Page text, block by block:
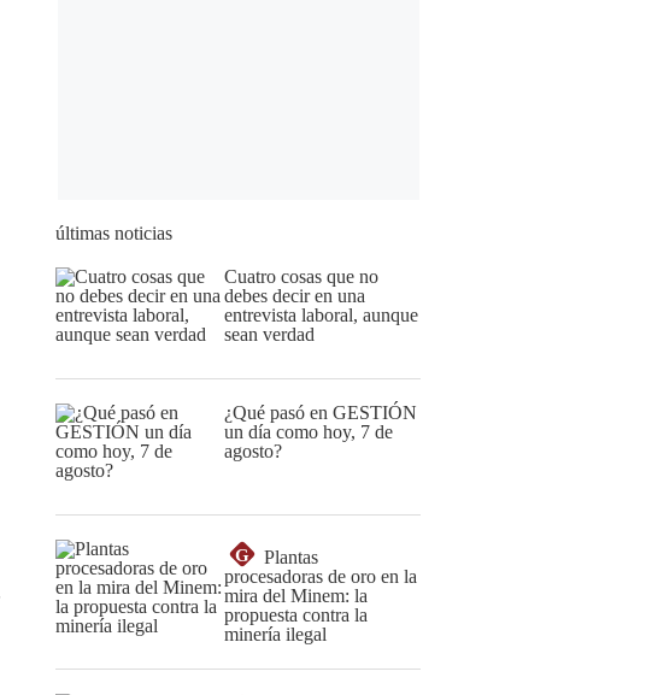
últimas noticias
Cuatro cosas que no
debes decir en una
entrevista laboral, aunque
sean verdad
¿Qué pasó en GESTIÓN
un día como hoy, 7 de
agosto?
G
Plantas
procesadoras de oro en la
mira del Minem: la
propuesta contra la
minería ilegal